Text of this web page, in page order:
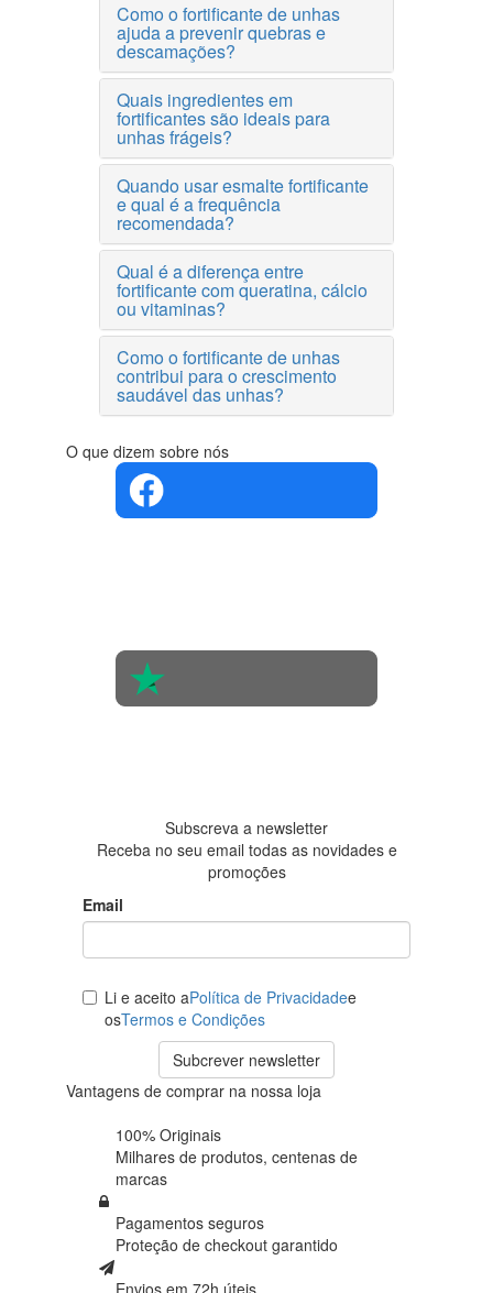
Como o fortificante de unhas
ajuda a prevenir quebras e
descamações?
Quais ingredientes em
fortificantes são ideais para
unhas frágeis?
Quando usar esmalte fortificante
e qual é a frequência
recomendada?
Qual é a diferença entre
fortificante com queratina, cálcio
ou vitaminas?
Como o fortificante de unhas
contribui para o crescimento
saudável das unhas?
O que dizem sobre nós
Subscreva a newsletter
Receba no seu email todas as novidades e
promoções
Email
Li e aceito aPolítica de Privacidadee
osTermos e Condições
Subcrever newsletter
Vantagens de comprar na nossa loja
100% Originais
Milhares de produtos, centenas de
marcas
Pagamentos seguros
Proteção de checkout garantido